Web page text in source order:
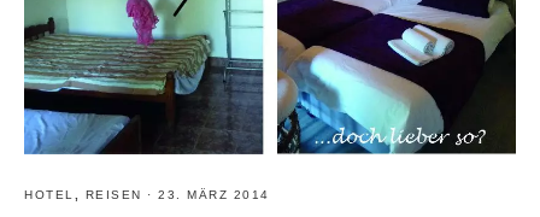
HOTEL REISEN · 23. MÄRZ 2014